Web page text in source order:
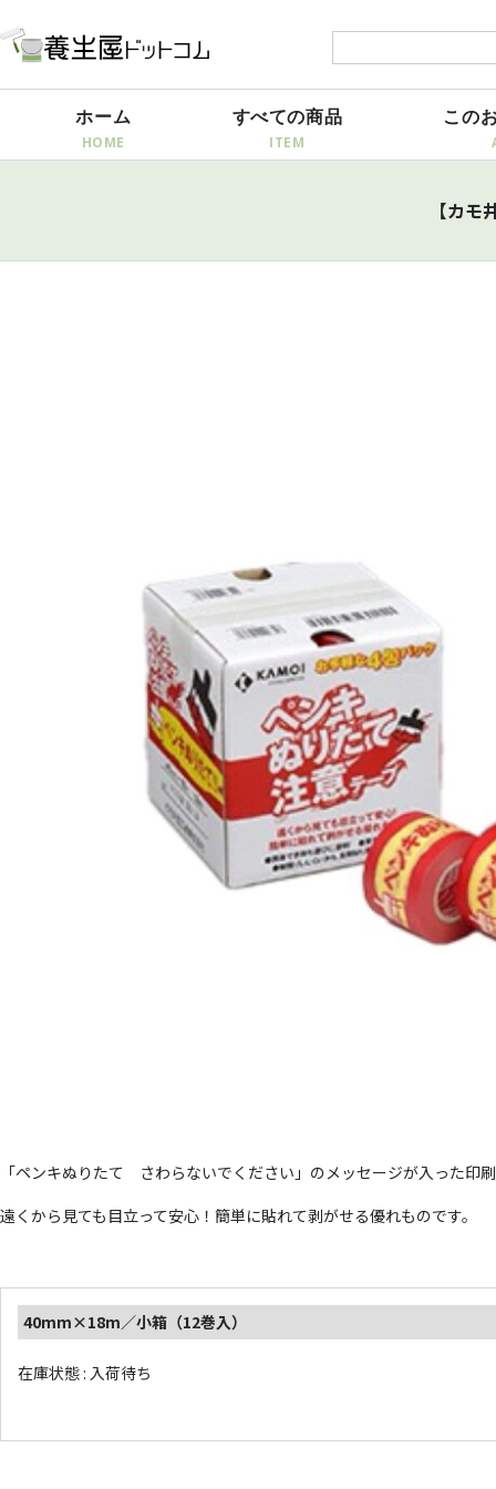
ホーム すべての商品 この
【カ
「ペンキぬりたて さわらないでください」のメッセージが入った印
遠くから見ても目立って安心！簡単に貼れて剥がせる優れものです。
40mm×18m／小箱（12巻入）
在庫状態 : 入荷待ち